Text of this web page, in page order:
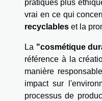
pratiques plus
vrai en ce qui
recyclables et la
La "cosmétique
référence à la
manière
impact sur
processus de